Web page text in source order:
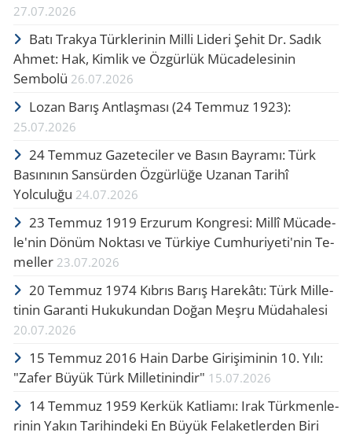
27.07.2026
Batı Trakya Türklerinin Milli Lideri Şehit Dr. Sadık
Ahmet: Hak, Kimlik ve Özgürlük Mücadelesinin
Sembolü 26.07.2026
Lozan Barış Ant­laş­ma­sı (24 Tem­muz 1923):
25.07.2026
24 Temmuz Gazeteciler ve Basın Bayramı: Türk
Basınının Sansürden Özgürlüğe Uzanan Tarihî
Yolculuğu 24.07.2026
23 Tem­muz 1919 Er­zu­rum Kong­re­si: Millî Mü­ca­de­
le'nin Dönüm Nok­ta­sı ve Tür­ki­ye Cum­hu­ri­ye­ti'nin Te­
mel­le­r 23.07.2026
20 Tem­muz 1974 Kıb­rıs Barış Ha­re­kâ­tı: Türk Mil­le­
ti­nin Ga­ran­ti Hu­ku­kun­dan Doğan Meşru Mü­da­ha­le­si
20.07.2026
15 Tem­muz 2016 Hain Darbe Gi­ri­şi­mi­nin 10. Yılı:
"Zafer Büyük Türk Mil­le­ti­nin­dir" 15.07.2026
14 Tem­muz 1959 Ker­kük Kat­li­amı: Irak Türk­men­le­
ri­nin Yakın Ta­ri­hin­de­ki En Büyük Fe­la­ket­ler­den Biri